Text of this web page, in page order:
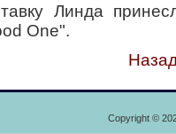
Линда
One".
Copyright ©